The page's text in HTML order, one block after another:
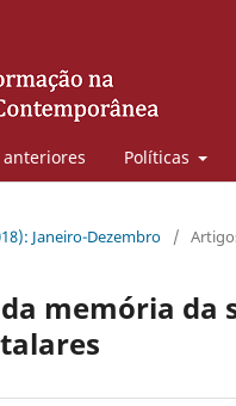
anteriores Políticas
Janeiro-Dezembro /
memória da